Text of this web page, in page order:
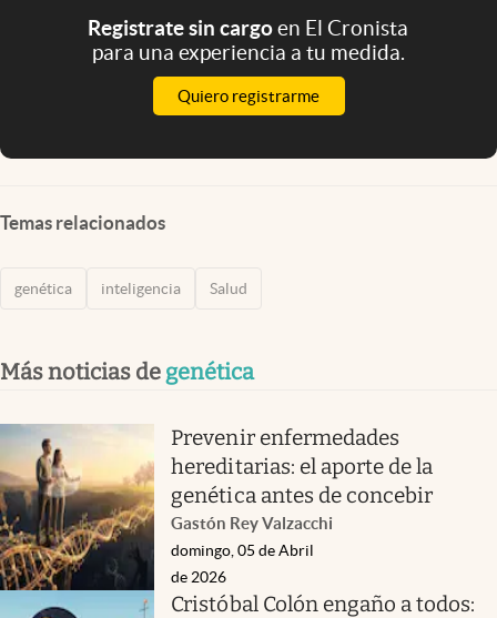
Registrate sin cargoen El Cronista
para una experiencia a tu medida.
Quiero registrarme
Temas relacionados
genética inteligencia Salud
Más noticias de genética
Prevenir enfermedades
hereditarias: el aporte de la
genética antes de concebir
Gastón Rey Valzacchi
domingo, 05 de Abril
de 2026
Cristóbal Colón engaño a todos: